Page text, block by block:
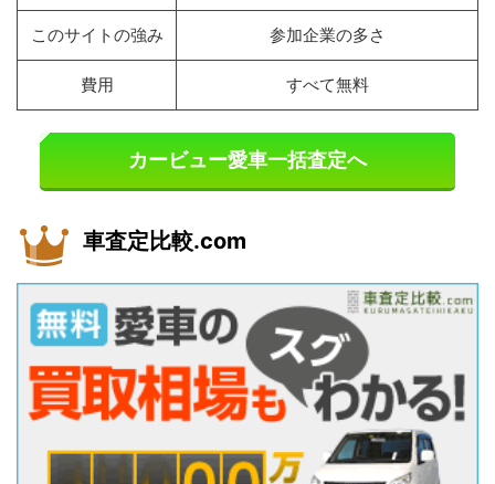
このサイトの強み 参加企業の多さ
費用 すべて無料
カービュー愛車一括査定へ
車査定比較.com